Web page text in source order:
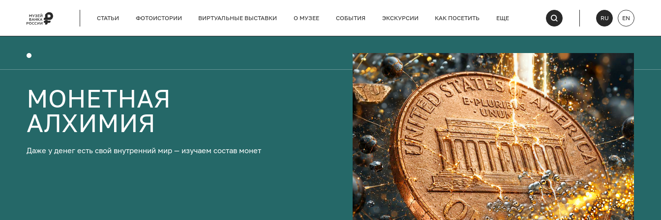
СТАТЬИ ФОТОИСТОРИИ ВИРТУАЛЬНЫЕ ВЫСТАВКИ О МУЗЕЕ СОБЫТИЯ ЭКСКУРСИИ КАК ПОСЕТИТЬ ЕЩЕ RU EN
МОНЕТНАЯ
АЛХИМИЯ
Даже у денег есть свой внутренний мир — изучаем состав монет